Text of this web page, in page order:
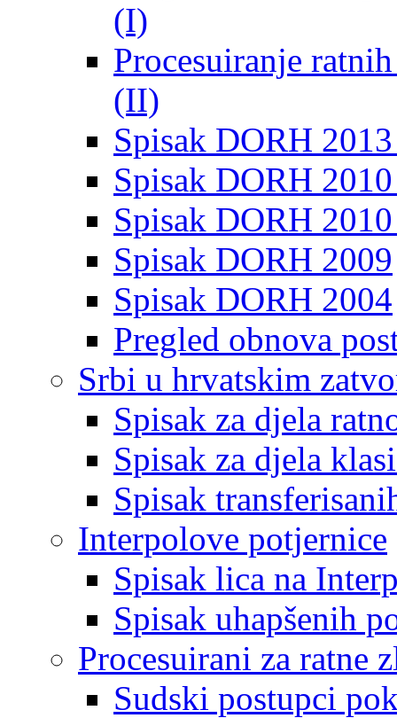
(I)
Procesuiranje
(II)
Spisak DORH
Spisak DORH
Spisak DORH
Spisak DORH 2009
Spisak DORH 2004
Pregled obnova
Srbi u hrvatskim
Spisak za djela
Spisak za djela
Spisak
Interpolove potjernice
Spisak lica na
Spisak uhapšenih
Procesuirani za ratne
Sudski postupci